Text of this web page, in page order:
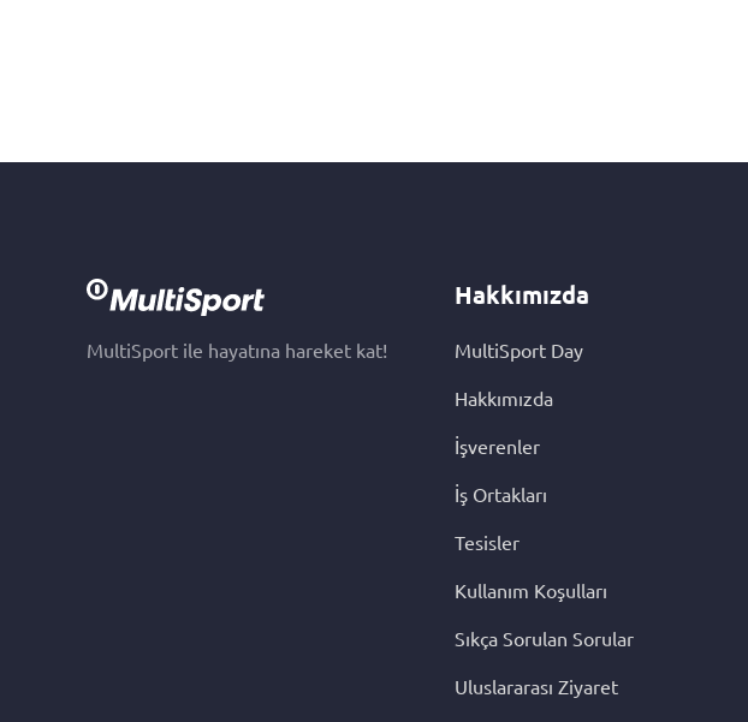
MultiSport ile hayatına hareket kat!
Hakkımızda
MultiSport Day
Hakkımızda
İşverenler
İş Ortakları
Tesisler
Kullanım Koşulları
Sıkça Sorulan Sorular
Uluslararası Ziyaret